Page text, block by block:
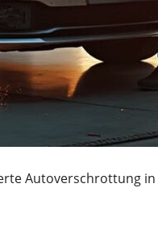
Autoverschrottung